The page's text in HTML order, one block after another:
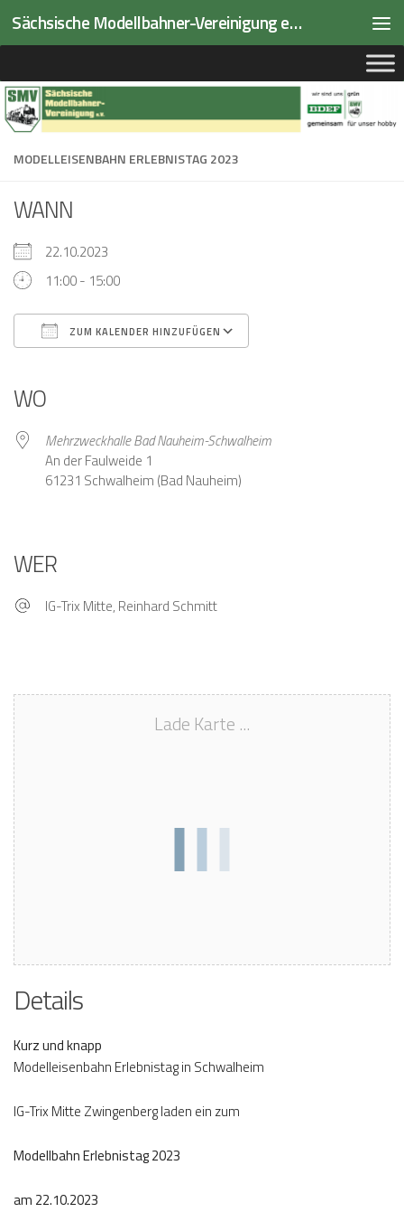
Zum Inhalt springen Sächsische Modellbahner-Vereinigung e.V.
MODELLEISENBAHN ERLEBNISTAG 2023
WANN
22.10.2023
11:00 - 15:00
ZUM KALENDER HINZUFÜGEN
WO
Mehrzweckhalle Bad Nauheim-Schwalheim
An der Faulweide 1
61231 Schwalheim (Bad Nauheim)
WER
IG-Trix Mitte, Reinhard Schmitt
Lade Karte ...
Details
Kurz und knapp
Modelleisenbahn Erlebnistag in Schwalheim
IG-Trix Mitte Zwingenberg laden ein zum
Modellbahn Erlebnistag 2023
am 22.10.2023